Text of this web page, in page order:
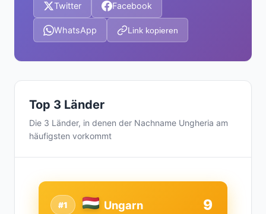
Twitter Facebook
WhatsApp Link kopieren
Top 3 Länder
Die 3 Länder, in denen der Nachname Ungheria am
häufigsten vorkommt
#1 Ungarn 9